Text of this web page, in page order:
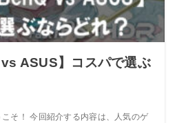
ASUS】コスパで選ぶ
そ！ 今回紹介する内容は、人気のゲ